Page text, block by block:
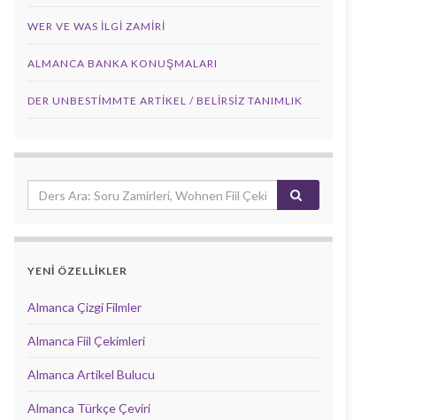
WER VE WAS ILGI ZAMIRI
ALMANCA BANKA KONUŞMALARI
DER UNBESTIMMTE ARTIKEL / BELIRSIZ TANIMLIK
YENİ ÖZELLİKLER
Almanca Çizgi Filmler
Almanca Fiil Çekimleri
Almanca Artikel Bulucu
Almanca Türkçe Çeviri